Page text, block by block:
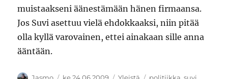
muistaakseni äänestämään hänen firmaansa.
Jos Suvi asettuu vielä ehdokkaaksi, niin pitää
olla kyllä varovainen, ettei ainakaan sille anna
ääntään.
KirjoittajaJulkaistu KategoriatAvainsanat